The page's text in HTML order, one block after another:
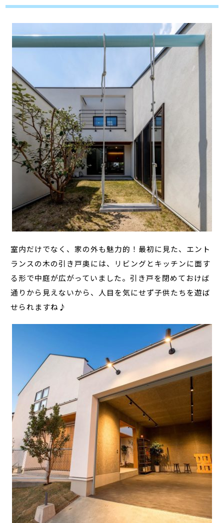
室内だけでなく、家の外も魅力的！最初に見た、エント
ランスの木の引き戸奥には、リビングとキッチンに面す
る形で中庭が広がっていました。引き戸を閉めておけば
通りから見えないから、人目を気にせず子供たちを遊ば
せられますね♪